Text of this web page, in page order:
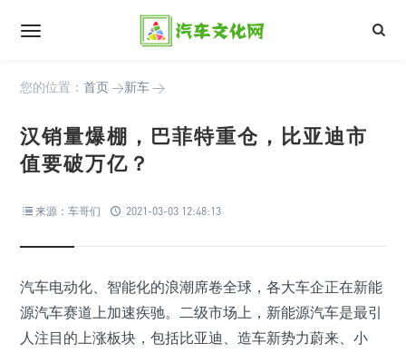
您的位置： 首页 >新车 >
汉销量爆棚，巴菲特重仓，比亚迪市
值要破万亿？
来源：车哥们 2021-03-03 12:48:13
汽车电动化、智能化的浪潮席卷全球，各大车企正在新能
源汽车赛道上加速疾驰。二级市场上，新能源汽车是最引
人注目的上涨板块，包括比亚迪、造车新势力蔚来、小